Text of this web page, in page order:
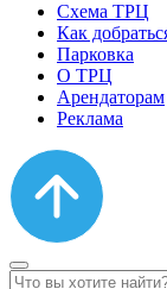
Схема ТРЦ
Как
Парковка
О ТРЦ
Арендаторам
Реклама